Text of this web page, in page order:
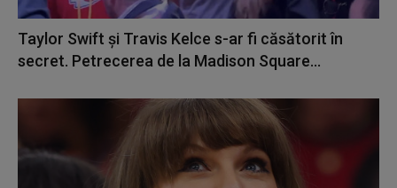
Taylor Swift și Travis Kelce s-ar fi căsătorit în
secret. Petrecerea de la Madison Square...